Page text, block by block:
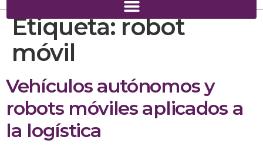
Etiqueta:robot
móvil
Vehículos autónomos y
robots móviles aplicados a
la logística